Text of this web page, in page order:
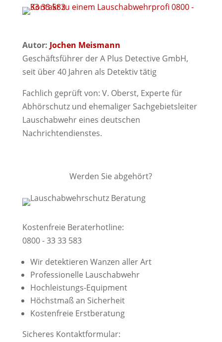
Autor: Jochen Meismann
Geschäftsführer der A Plus Detective GmbH,
seit über 40 Jahren als Detektiv tätig
Fachlich geprüft von: V. Oberst, Experte für
Abhörschutz und ehemaliger Sachgebietsleiter
Lauschabwehr eines deutschen
Nachrichtendienstes.
Werden Sie abgehört?
Kostenfreie Beraterhotline:
0800 - 33 33 583
Wir detektieren Wanzen aller Art
Professionelle Lauschabwehr
Hochleistungs-Equipment
Höchstmaß an Sicherheit
Kostenfreie Erstberatung
Sicheres Kontaktformular: